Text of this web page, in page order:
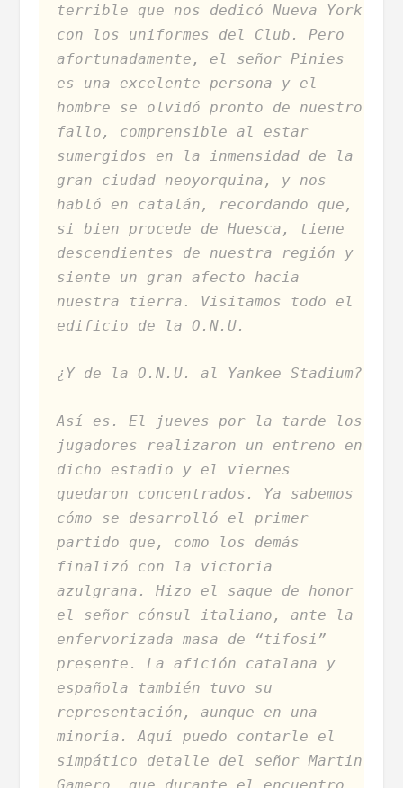
terrible que nos dedicó Nueva York
con los uniformes del Club. Pero
afortunadamente, el señor Pinies
es una excelente persona y el
hombre se olvidó pronto de nuestro
fallo, comprensible al estar
sumergidos en la inmensidad de la
gran ciudad neoyorquina, y nos
habló en catalán, recordando que,
si bien procede de Huesca, tiene
descendientes de nuestra región y
siente un gran afecto hacia
nuestra tierra. Visitamos todo el
edificio de la O.N.U.
¿Y de la O.N.U. al Yankee Stadium?
Así es. El jueves por la tarde los
jugadores realizaron un entreno en
dicho estadio y el viernes
quedaron concentrados. Ya sabemos
cómo se desarrolló el primer
partido que, como los demás
finalizó con la victoria
azulgrana. Hizo el saque de honor
el señor cónsul italiano, ante la
enfervorizada masa de “tifosi”
presente. La afición catalana y
española también tuvo su
representación, aunque en una
minoría. Aquí puedo contarle el
simpático detalle del señor Martin
Gamero, que durante el encuentro